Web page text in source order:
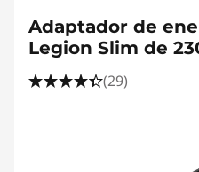
Adaptador de
Legion Slim de
(29)